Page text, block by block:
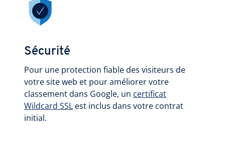
Sécurité
Pour une protection fiable des visiteurs de
votre site web et pour améliorer votre
classement dans Google, un certificat
Wildcard SSL est inclus dans votre contrat
initial.